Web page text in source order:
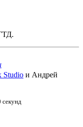
Studio и Андрей
секунд